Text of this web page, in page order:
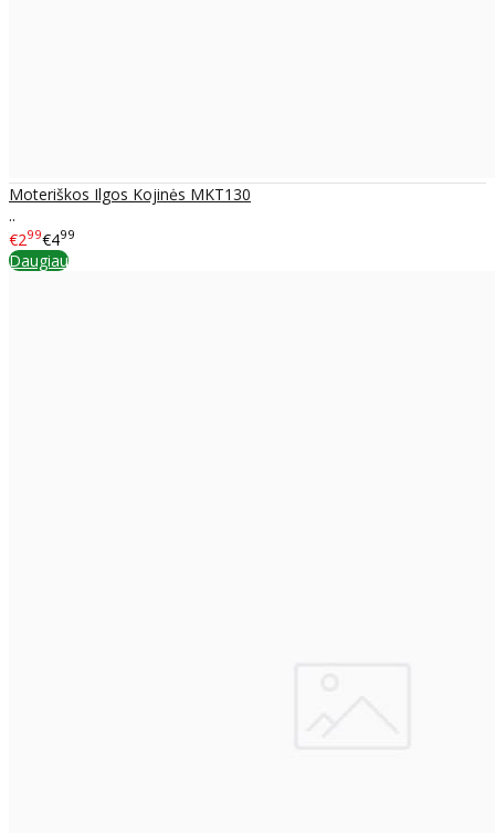
Moteriškos Ilgos Kojinės MKT130
..
€299€499
Daugiau